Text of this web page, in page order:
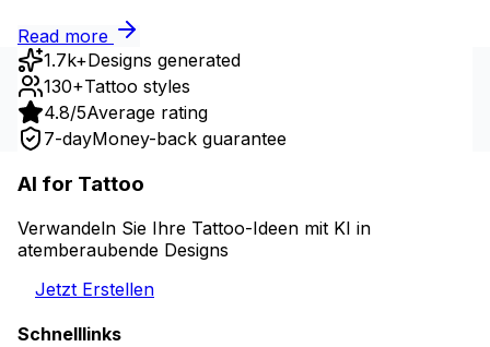
Read more
1.7k+Designs generated
130+Tattoo styles
4.8/5Average rating
7-dayMoney-back guarantee
AI for Tattoo
Verwandeln Sie Ihre Tattoo-Ideen mit KI in
atemberaubende Designs
Jetzt Erstellen
Schnelllinks